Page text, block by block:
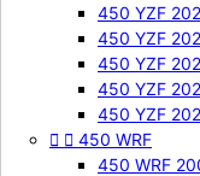
450 YZF
450 YZF
450 YZF
450 YZF
450 YZF
  450 WRF
450 WRF